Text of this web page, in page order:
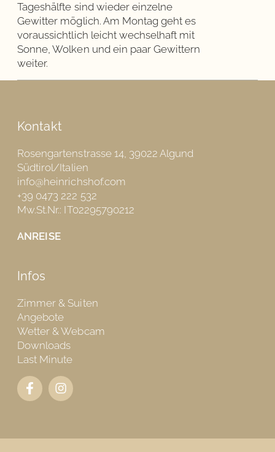
Tageshälfte sind wieder einzelne
Gewitter möglich. Am Montag geht es
voraussichtlich leicht wechselhaft mit
Sonne, Wolken und ein paar Gewittern
weiter.
Kontakt
Rosengartenstrasse 14, 39022 Algund
Südtirol/Italien
info@heinrichshof.com
+39 0473 222 532
Mw.St.Nr.: IT02295790212
ANREISE
Infos
Zimmer & Suiten
Angebote
Wetter & Webcam
Downloads
Last Minute